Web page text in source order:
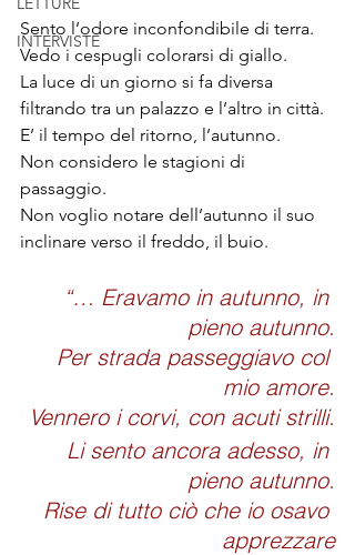
INTERVISTE
Sento l’odore inconfondibile di terra.
Vedo i cespugli colorarsi di giallo.
La luce di un giorno si fa diversa
filtrando tra un palazzo e l’altro in città.
E’ il tempo del ritorno, l’autunno.
Non considero le stagioni di
passaggio.
Non voglio notare dell’autunno il suo
inclinare verso il freddo, il buio.
“… Eravamo in autunno, in
pieno autunno.
Per strada passeggiavo col
mio amore.
Vennero i corvi, con acuti strilli.
Li sento ancora adesso, in
pieno autunno.
Rise di tutto ciò che io osavo
apprezzare